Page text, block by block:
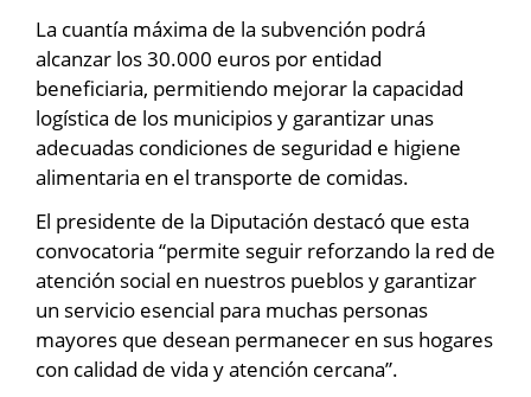
La cuantía máxima de la subvención podrá
alcanzar los 30.000 euros por entidad
beneficiaria, permitiendo mejorar la capacidad
logística de los municipios y garantizar unas
adecuadas condiciones de seguridad e higiene
alimentaria en el transporte de comidas.
El presidente de la Diputación destacó que esta
convocatoria “permite seguir reforzando la red de
atención social en nuestros pueblos y garantizar
un servicio esencial para muchas personas
mayores que desean permanecer en sus hogares
con calidad de vida y atención cercana”.